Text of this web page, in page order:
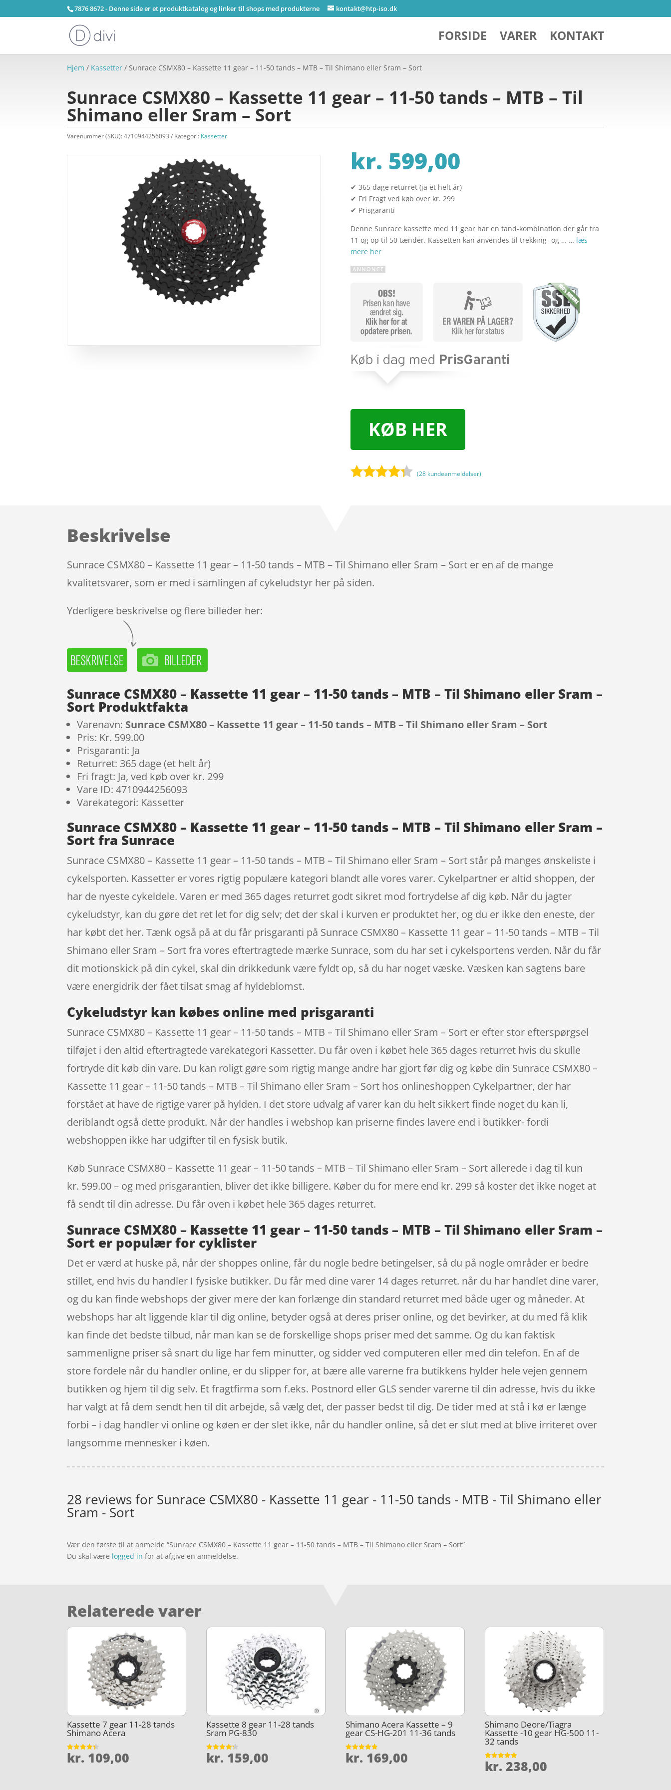
7876 8672 - Denne side er et produktkatalog og linker til shops med produkterne kontakt@htp-iso.dk
FORSIDE VARER KONTAKT
Hjem / Kassetter / Sunrace CSMX80 – Kassette 11 gear – 11-50 tands – MTB – Til Shimano eller Sram – Sort
Sunrace CSMX80 – Kassette 11 gear – 11-50 tands – MTB – Til
Shimano eller Sram – Sort
Varenummer (SKU):4710944256093 Kategori: Kassetter
kr. 599,00
✔ 365 dage returret (ja et helt år)
✔ Fri Fragt ved køb over kr. 299
✔ Prisgaranti
Denne Sunrace kassette med 11 gear har en tand-kombination der går fra
11 og op til 50 tænder. Kassetten kan anvendes til trekking- og … … læs
mere her
KØB HER
mmelser
(28 kundeanmeldelser)
Beskrivelse
Sunrace CSMX80 – Kassette 11 gear – 11-50 tands – MTB – Til Shimano eller Sram – Sort er en af de mange
kvalitetsvarer, som er med i samlingen af cykeludstyr her på siden.
Yderligere beskrivelse og flere billeder her:
Sunrace CSMX80 – Kassette 11 gear – 11-50 tands – MTB – Til Shimano eller Sram –
Sort Produktfakta
Varenavn: Sunrace CSMX80 – Kassette 11 gear – 11-50 tands – MTB – Til Shimano eller Sram – Sort
Pris: Kr. 599.00
Prisgaranti: Ja
Returret: 365 dage (et helt år)
Fri fragt: Ja, ved køb over kr. 299
Vare ID: 4710944256093
Varekategori: Kassetter
Sunrace CSMX80 – Kassette 11 gear – 11-50 tands – MTB – Til Shimano eller Sram –
Sort fra Sunrace
Sunrace CSMX80 – Kassette 11 gear – 11-50 tands – MTB – Til Shimano eller Sram – Sort står på manges ønskeliste i
cykelsporten. Kassetter er vores rigtig populære kategori blandt alle vores varer. Cykelpartner er altid shoppen, der
har de nyeste cykeldele. Varen er med 365 dages returret godt sikret mod fortrydelse af dig køb. Når du jagter
cykeludstyr, kan du gøre det ret let for dig selv; det der skal i kurven er produktet her, og du er ikke den eneste, der
har købt det her. Tænk også på at du får prisgaranti på Sunrace CSMX80 – Kassette 11 gear – 11-50 tands – MTB – Til
Shimano eller Sram – Sort fra vores eftertragtede mærke Sunrace, som du har set i cykelsportens verden. Når du får
dit motionskick på din cykel, skal din drikkedunk være fyldt op, så du har noget væske. Væsken kan sagtens bare
være energidrik der fået tilsat smag af hyldeblomst.
Cykeludstyr kan købes online med prisgaranti
Sunrace CSMX80 – Kassette 11 gear – 11-50 tands – MTB – Til Shimano eller Sram – Sort er efter stor efterspørgsel
tilføjet i den altid eftertragtede varekategori Kassetter. Du får oven i købet hele 365 dages returret hvis du skulle
fortryde dit køb din vare. Du kan roligt gøre som rigtig mange andre har gjort før dig og købe din Sunrace CSMX80 –
Kassette 11 gear – 11-50 tands – MTB – Til Shimano eller Sram – Sort hos onlineshoppen Cykelpartner, der har
forstået at have de rigtige varer på hylden. I det store udvalg af varer kan du helt sikkert finde noget du kan li,
deriblandt også dette produkt. Når der handles i webshop kan priserne findes lavere end i butikker- fordi
webshoppen ikke har udgifter til en fysisk butik.
Køb Sunrace CSMX80 – Kassette 11 gear – 11-50 tands – MTB – Til Shimano eller Sram – Sort allerede i dag til kun
kr. 599.00 – og med prisgarantien, bliver det ikke billigere. Køber du for mere end kr. 299 så koster det ikke noget at
få sendt til din adresse. Du får oven i købet hele 365 dages returret.
Sunrace CSMX80 – Kassette 11 gear – 11-50 tands – MTB – Til Shimano eller Sram –
Sort er populær for cyklister
Det er værd at huske på, når der shoppes online, får du nogle bedre betingelser, så du på nogle områder er bedre
stillet, end hvis du handler I fysiske butikker. Du får med dine varer 14 dages returret. når du har handlet dine varer,
og du kan finde webshops der giver mere der kan forlænge din standard returret med både uger og måneder. At
webshops har alt liggende klar til dig online, betyder også at deres priser online, og det bevirker, at du med få klik
kan finde det bedste tilbud, når man kan se de forskellige shops priser med det samme. Og du kan faktisk
sammenligne priser så snart du lige har fem minutter, og sidder ved computeren eller med din telefon. En af de
store fordele når du handler online, er du slipper for, at bære alle varerne fra butikkens hylder hele vejen gennem
butikken og hjem til dig selv. Et fragtfirma som f.eks. Postnord eller GLS sender varerne til din adresse, hvis du ikke
har valgt at få dem sendt hen til dit arbejde, så vælg det, der passer bedst til dig. De tider med at stå i kø er længe
forbi – i dag handler vi online og køen er der slet ikke, når du handler online, så det er slut med at blive irriteret over
langsomme mennesker i køen.
28 reviews for Sunrace CSMX80 - Kassette 11 gear - 11-50 tands - MTB - Til Shimano eller
Sram - Sort
Vær den første til at anmelde “Sunrace CSMX80 – Kassette 11 gear – 11-50 tands – MTB – Til Shimano eller Sram – Sort”
Du skal være logged in for at afgive en anmeldelse.
Relaterede varer
Kassette 7 gear 11-28 tands
Shimano Acera
Vurderet
4.4
kr. 109,00
Kassette 8 gear 11-28 tands
Sram PG-830
Vurderet
4.2
kr. 159,00
Shimano Acera Kassette – 9
gear CS-HG-201 11-36 tands
Vurderet
4.8
kr. 169,00
Shimano Deore/Tiagra
Kassette -10 gear HG-500 11-
32 tands
Vurderet
5
kr. 238,00